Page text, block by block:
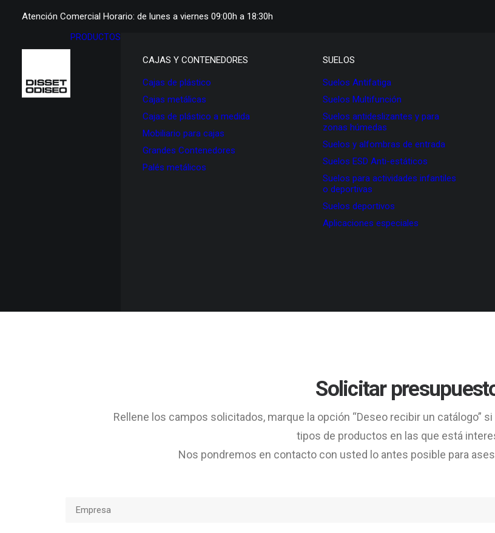
Atención Comercial Horario: de lunes a viernes 09:00h a 18:30h
PRODUCTOS
CAJAS Y CONTENEDORES
Cajas de plástico
Cajas metálicas
Cajas de plástico a medida
Mobiliario para cajas
Grandes Contenedores
Palés metálicos
SUELOS
Suelos Antifatiga
Suelos Multifunción
Suelos antideslizantes y para
zonas húmedas
Suelos y alfombras de entrada
Suelos ESD Anti-estáticos
Suelos para actividades infantiles
o deportivas
Suelos deportivos
Aplicaciones especiales
Solicitar
Rellene los campos solicitados, marque la opción “Deseo recibir un catálogo”
tipos de productos en las que está
Nos pondremos en contacto con usted lo antes posible para